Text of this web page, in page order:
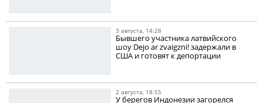
3 августа, 14:28
Бывшего участника латвийского
шоу Dejo ar zvaigzni! задержали в
США и готовят к депортации
2 августа, 18:55
У берегов Индонезии загорелся